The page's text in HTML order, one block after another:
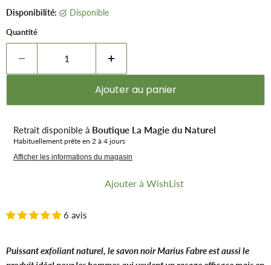
Disponibilité: Disponible
Quantité
Ajouter au panier
Retrait disponible à Boutique La Magie du Naturel
Habituellement prête en 2 à 4 jours
Afficher les informations du magasin
Ajouter à WishList
6 avis
Puissant exfoliant naturel, le savon noir Marius Fabre est aussi le